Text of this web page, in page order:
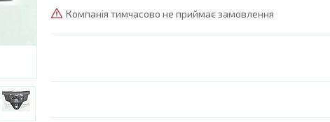
Компанія тимчасово не приймає замовлення